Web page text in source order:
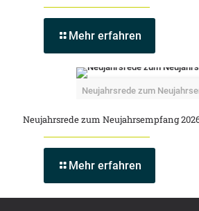
Mehr erfahren
Neujahrsrede zum
Neujahrsrede zum Neujahrsempfang
Mehr erfahren